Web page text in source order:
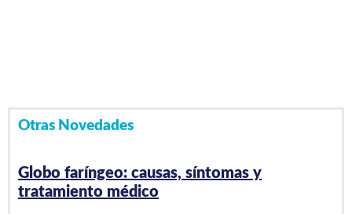
Otras Novedades
Globo faríngeo: causas, síntomas y
tratamiento médico